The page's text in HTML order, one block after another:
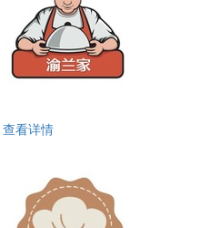
查看详情